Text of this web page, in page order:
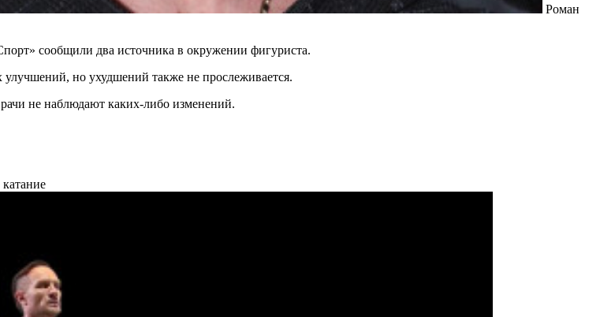
Роман
сообщили два источника в окружении фигуриста.
но ухудшений также не прослеживается.
не наблюдают каких-либо изменений.